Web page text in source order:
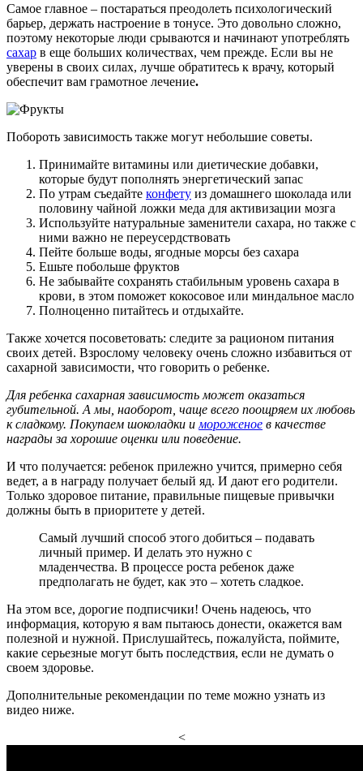
Самое главное – постараться преодолеть психологический
барьер, держать настроение в тонусе. Это довольно сложно,
поэтому некоторые люди срываются и начинают употреблять
сахар в еще больших количествах, чем прежде. Если вы не
уверены в своих силах, лучше обратитесь к врачу, который
обеспечит вам грамотное лечение.
Побороть зависимость также могут небольшие советы.
Принимайте витамины или диетические добавки,
которые будут пополнять энергетический запас
По утрам съедайте конфету из домашнего шоколада или
половину чайной ложки меда для активизации мозга
Используйте натуральные заменители сахара, но также с
ними важно не переусердствовать
Пейте больше воды, ягодные морсы без сахара
Ешьте побольше фруктов
Не забывайте сохранять стабильным уровень сахара в
крови, в этом поможет кокосовое или миндальное масло
Полноценно питайтесь и отдыхайте.
Также хочется посоветовать: следите за рационом питания
своих детей. Взрослому человеку очень сложно избавиться от
сахарной зависимости, что говорить о ребенке.
Для ребенка сахарная зависимость может оказаться
губительной. А мы, наоборот, чаще всего поощряем их любовь
к сладкому. Покупаем шоколадки и мороженое в качестве
награды за хорошие оценки или поведение.
И что получается: ребенок прилежно учится, примерно себя
ведет, а в награду получает белый яд. И дают его родители.
Только здоровое питание, правильные пищевые привычки
должны быть в приоритете у детей.
Самый лучший способ этого добиться – подавать
личный пример. И делать это нужно с
младенчества. В процессе роста ребенок даже
предполагать не будет, как это – хотеть сладкое.
На этом все, дорогие подписчики! Очень надеюсь, что
информация, которую я вам пытаюсь донести, окажется вам
полезной и нужной. Прислушайтесь, пожалуйста, поймите,
какие серьезные могут быть последствия, если не думать о
своем здоровье.
Дополнительные рекомендации по теме можно узнать из
видео ниже.
<